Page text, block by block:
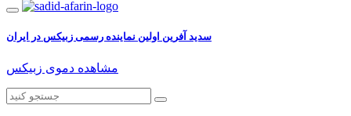
سدید آفرین اولین نماینده رسمی زبیکس در ایران
مشاهده دموی زبیکس